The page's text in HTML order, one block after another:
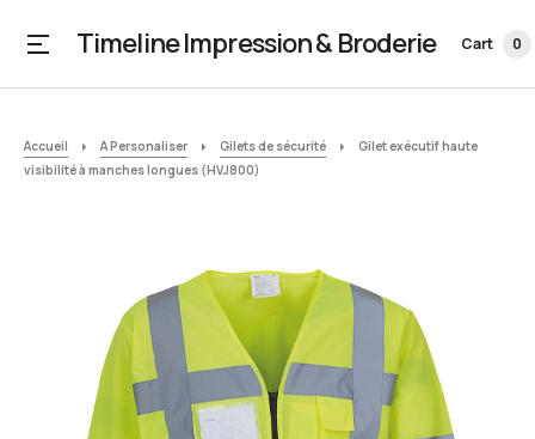
Timeline Impression & Broderie Cart 0
Accueil A Personaliser Gilets de sécurité
Gilet exécutif haute
visibilité à manches longues (HVJ800)